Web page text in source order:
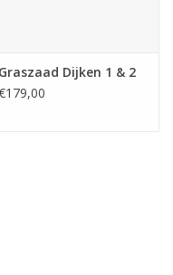
Graszaad Dijken 1 & 2